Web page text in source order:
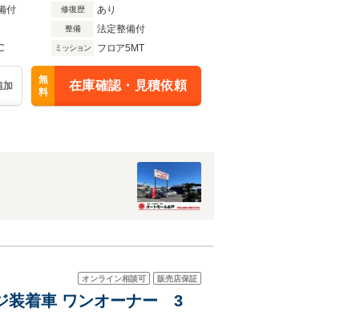
付 修復歴 あり
整備 法定整備付
ミッション フロア5MT
加
無
料
在庫確認・見積依頼
オンライン相談可 販売店保証
装着車 ワンオーナー 3